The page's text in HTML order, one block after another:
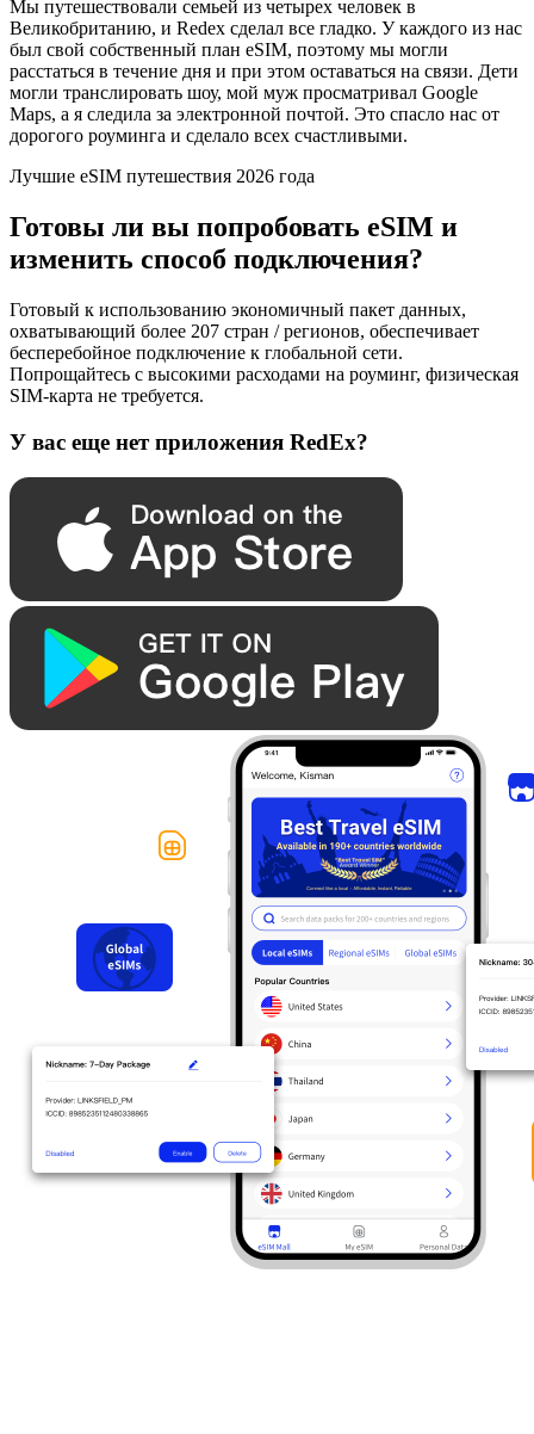
Мы путешествовали семьей из четырех человек в
Великобританию, и Redex сделал все гладко. У каждого из нас
был свой собственный план eSIM, поэтому мы могли
расстаться в течение дня и при этом оставаться на связи. Дети
могли транслировать шоу, мой муж просматривал Google
Maps, а я следила за электронной почтой. Это спасло нас от
дорогого роуминга и сделало всех счастливыми.
Лучшие eSIM путешествия 2026 года
Готовы ли вы попробовать eSIM и
изменить способ подключения?
Готовый к использованию экономичный пакет данных,
охватывающий более 207 стран / регионов, обеспечивает
бесперебойное подключение к глобальной сети.
Попрощайтесь с высокими расходами на роуминг, физическая
SIM-карта не требуется.
У вас еще нет приложения RedEx?